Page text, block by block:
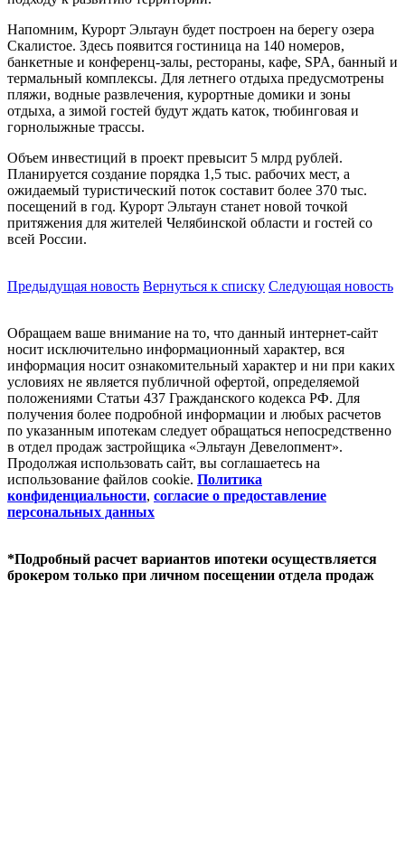
Напомним, Курорт Эльтаун будет построен на берегу озера
Скалистое. Здесь появится гостиница на 140 номеров,
банкетные и конференц-залы, рестораны, кафе, SPA, банный и
термальный комплексы. Для летнего отдыха предусмотрены
пляжи, водные развлечения, курортные домики и зоны
отдыха, а зимой гостей будут ждать каток, тюбинговая и
горнолыжные трассы.
Объем инвестиций в проект превысит 5 млрд рублей.
Планируется создание порядка 1,5 тыс. рабочих мест, а
ожидаемый туристический поток составит более 370 тыс.
посещений в год. Курорт Эльтаун станет новой точкой
притяжения для жителей Челябинской области и гостей со
всей России.
Предыдущая новость Вернуться к списку Следующая новость
Обращаем ваше внимание на то, что данный интернет-сайт
носит исключительно информационный характер, вся
информация носит ознакомительный характер и ни при каких
условиях не является публичной офертой, определяемой
положениями Статьи 437 Гражданского кодекса РФ. Для
получения более подробной информации и любых расчетов
по указанным ипотекам следует обращаться непосредственно
в отдел продаж застройщика «Эльтаун Девелопмент».
Продолжая использовать сайт, вы соглашаетесь на
использование файлов coоkie. Политика
конфиденциальности, согласие о предоставление
персональных данных
*Подробный расчет вариантов ипотеки осуществляется
брокером только при личном посещении отдела продаж